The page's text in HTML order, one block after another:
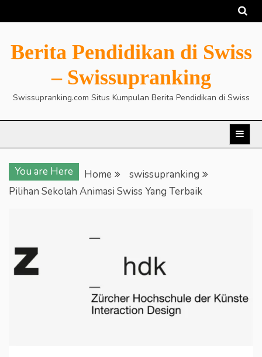
to
Berita Pendidikan di Swiss
– Swissupranking
Swissupranking.com Situs Kumpulan Berita Pendidikan di Swiss
You are Here Home
swissupranking
Pilihan Sekolah Animasi Swiss Yang Terbaik